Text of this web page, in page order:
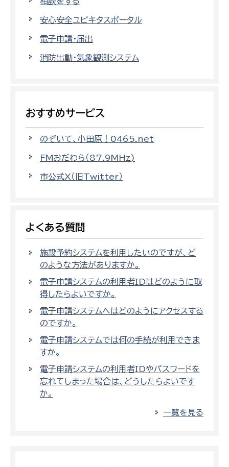
安心安全ユビキタスポータル
電子申請・届出
消防出動・気象観測システム
おすすめサービス
のぞいて、小田原！0465.net
FMおだわら（87.9MHz)
市公式X（旧Twitter）
よくある質問
施設予約システムを利用したいのですが、ど
のような方法がありますか。
電子申請システムの利用者IDはどのように取
得したらよいですか。
電子申請システムへはどのようにアクセスする
のですか。
電子申請システムでは何の手続が利用できま
すか。
電子申請システムの利用者IDやパスワードを
忘れてしまった場合は、どうしたらよいです
か。
一覧を見る